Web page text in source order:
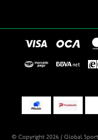
© Copyright 2026 / Global